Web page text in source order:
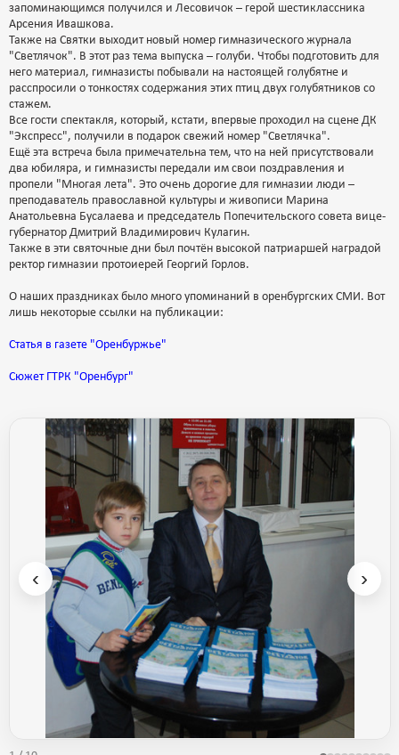
запоминающимся получился и Лесовичок – герой шестиклассника
Арсения Ивашкова.
Также на Святки выходит новый номер гимназического журнала
"Светлячок". В этот раз тема выпуска – голуби. Чтобы подготовить для
него материал, гимназисты побывали на настоящей голубятне и
расспросили о тонкостях содержания этих птиц двух голубятников со
стажем.
Все гости спектакля, который, кстати, впервые проходил на сцене ДК
"Экспресс", получили в подарок свежий номер "Светлячка".
Ещё эта встреча была примечательна тем, что на ней присутствовали
два юбиляра, и гимназисты передали им свои поздравления и
пропели "Многая лета". Это очень дорогие для гимназии люди –
преподаватель православной культуры и живописи Марина
Анатольевна Бусалаева и председатель Попечительского совета вице-
губернатор Дмитрий Владимирович Кулагин.
Также в эти святочные дни был почтён высокой патриаршей наградой
ректор гимназии протоиерей Георгий Горлов.
О наших праздниках было много упоминаний в оренбургских СМИ. Вот
лишь некоторые ссылки на публикации:
Статья в газете "Оренбуржье"
Сюжет ГТРК "Оренбург"
‹ ›